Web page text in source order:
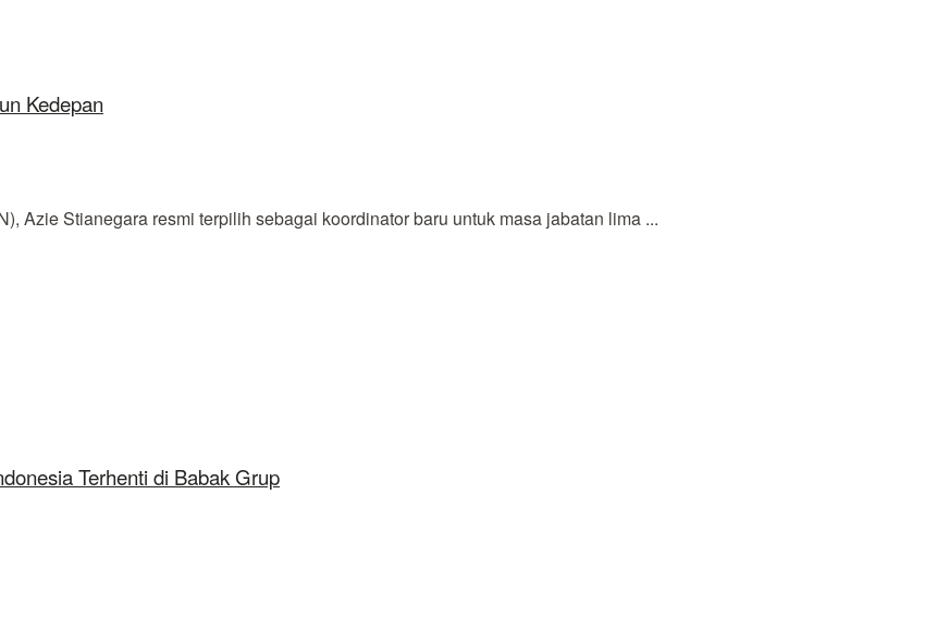
Kedepan
Azie Stianegara resmi terpilih sebagai koordinator baru untuk masa jabatan lima ...
Terhenti di Babak Grup